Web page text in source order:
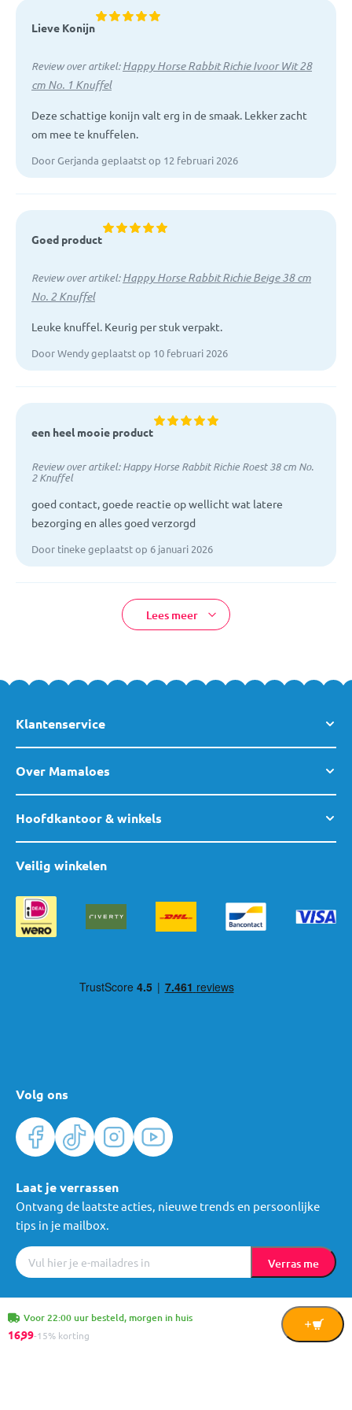
Lieve Konijn
Review over artikel:Happy Horse Rabbit Richie Ivoor Wit 28
cm No. 1 Knuffel
Deze schattige konijn valt erg in de smaak. Lekker zacht
om mee te knuffelen.
Door Gerjanda geplaatst op 12 februari 2026
Goed product
Review over artikel:Happy Horse Rabbit Richie Beige 38 cm
No. 2 Knuffel
Leuke knuffel. Keurig per stuk verpakt.
Door Wendy geplaatst op 10 februari 2026
een heel mooie product
Review over artikel:Happy Horse Rabbit Richie Roest 38 cm No.
2 Knuffel
goed contact, goede reactie op wellicht wat latere
bezorging en alles goed verzorgd
Door tineke geplaatst op 6 januari 2026
Lees meer
Voor 22:00 uur besteld, morgen in huis
16,99-15% korting
In
Klantenservice
Over Mamaloes
Hoofdkantoor & winkels
Volg ons
Veilig winkelen
Laat je verrassen
Ontvang de laatste acties, nieuwe trends en persoonlijke
tips in je mailbox.
Verras me
Algemene voorwaarden Privacy © Mama Loes & Kids B.V.